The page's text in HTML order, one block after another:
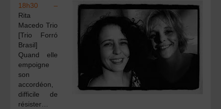
18h30 –
Rita
Macedo Trio
[Trio Forró
Brasil]
Quand elle
empoigne
son
accordéon,
difficile de
résister…